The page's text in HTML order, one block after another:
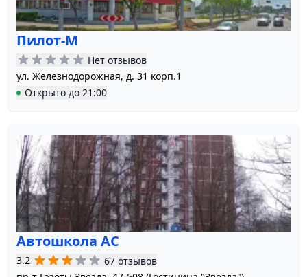
Пилот-М
Нет отзывов
ул. Железнодорожная, д. 31 корп.1
Открыто до 21:00
Автошкола АС
3.2
67 отзывов